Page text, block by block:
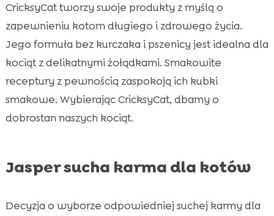
CricksyCat tworzy swoje produkty z myślą o
zapewnieniu kotom długiego i zdrowego życia.
Jego formuła bez kurczaka i pszenicy jest idealna dla
kociąt z delikatnymi żołądkami. Smakowite
receptury z pewnością zaspokoją ich kubki
smakowe. Wybierając CricksyCat, dbamy o
dobrostan naszych kociąt.
Jasper sucha karma dla kotów
Decyzja o wyborze odpowiedniej suchej karmy dla